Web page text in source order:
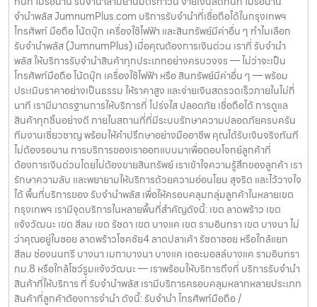
จำนำพลัส JumnumPlus.com บริการรับจำนำที่เชื่อถือได้ในกรุงเทพฯ
โทรศัพท์ มือถือ โน้ตบุ๊ก เครื่องใช้ไฟฟ้า และสินทรัพย์มีค่าอื่น ๆ ทำไมเลือก
รับจำนำพลัส (JumnumPlus) เมื่อคุณต้องการเงินด่วน เราที่ รับจำนำ
พลัส ให้บริการรับจำนำสินค้าทุกประเภทอย่างครบวงจร — ไม่ว่าจะเป็น
โทรศัพท์มือถือ โน้ตบุ๊ก เครื่องใช้ไฟฟ้า หรือ สินทรัพย์มีค่าอื่น ๆ — พร้อม
ประเมินราคาอย่างเป็นธรรม ให้ราคาสูง และจ่ายเงินสดรวดเร็วภายในไม่กี่
นาที เรามีมาตรฐานการให้บริการที่ โปร่งใส ปลอดภัย เชื่อถือได้ การดูแล
สินค้าทุกชิ้นอย่างดี ภายในสถานที่ที่มีระบบรักษาความปลอดภัยครบครัน
ทีมงานเชี่ยวชาญ พร้อมให้คำปรึกษาอย่างมืออาชีพ คุณได้รับเงินจริงทันที
ไม่ต้องรอนาน การบริการของเราออกแบบมาเพื่อตอบโจทย์ลูกค้าที่
ต้องการเงินด่วนโดยไม่ต้องขายสินทรัพย์ เราเข้าใจความรู้สึกของลูกค้า เรา
รักษาความลับ และพยายามให้บริการด้วยความอ่อนโยน สุจริต และไว้วางใจ
ได้ พื้นที่บริการของ รับจำนำพลัส เพื่อให้ครอบคลุมกลุ่มลูกค้าในหลายเขต
กรุงเทพฯ เรามีจุดบริการในหลายพื้นที่สำคัญดังนี้: เขต ลาดพร้าว เขต
แจ้งวัฒนะ เขต สีลม เขต รัชดา เขต บางแค เขต รามอินทรา เขต บางนา ไม่
ว่าคุณอยู่ในซอย ลาดพร้าวโชคชัย4 ลาดปลาเค้า รัชดาซอย หรือใกล้แยก
สีลม ช่องนนทรี บางนา เมกาบางนา บางแค เดอะมอลล์บางแค รามอินทรา
กม.8 หรือใกล้โชว์รูมแจ้งวัฒนะ — เราพร้อมให้บริการถึงที่ บริการรับจำนำ
สินค้าที่ให้บริการ ที่ รับจำนำพลัส เรามีบริการครอบคลุมหลากหลายประเภท
สินค้าที่ลูกค้าต้องการจำนำ ดังนี้: รับจำนำ โทรศัพท์มือถือ /